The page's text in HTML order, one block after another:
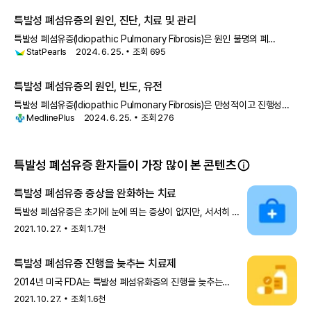
만일 해당 검사에서도 뚜렷한 증상이 발견되지 않을 경우, 폐 생검
특발성 폐섬유증의 원인, 진단, 치료 및 관리
특발성 폐섬유증(Idiopathic Pulmonary Fibrosis)은 원인 불명의 폐
섬유화로 인해 폐에 흉터가 생기는 진행성 폐 질환입니다
StatPearls 2024. 6. 25. 조회 695
특발성 폐섬유증의 원인, 빈도, 유전
특발성 폐섬유증(Idiopathic Pulmonary Fibrosis)은 만성적이고 진행성인
폐 질환입니다. 이 질환은 폐에 흉터 조직(
MedlinePlus 2024. 6. 25. 조회 276
특발성 폐섬유증 환자들이 가장 많이 본 콘텐츠
특발성 폐섬유증 증상을 완화하는 치료
특발성 폐섬유증은 초기에 눈에 띄는 증상이 없지만, 서서히 폐
기능이 나빠지고 호흡이 어려워지는 질환입니다. 특히 이미
2021. 10. 27. 조회1.7천
특발성 폐섬유증 진행을 늦추는 치료제
2014년 미국 FDA는 특발성 폐섬유화증의 진행을 늦추는
치료제 닌테다닙Nintedanib과 퍼페니돈Pirfenidone을
2021. 10. 27. 조회1.6천